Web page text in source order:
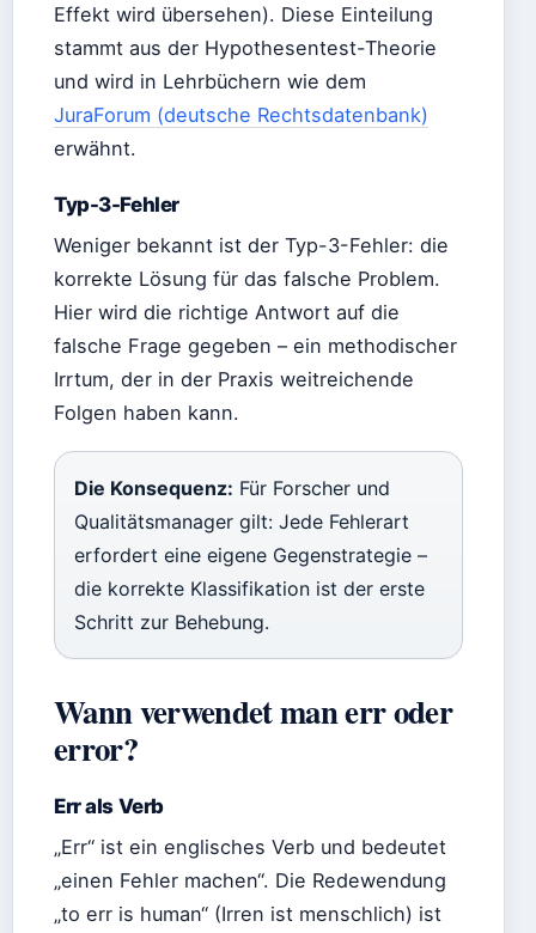
Effekt wird übersehen). Diese Einteilung
stammt aus der Hypothesentest-Theorie
und wird in Lehrbüchern wie dem
JuraForum (deutsche Rechtsdatenbank)
erwähnt.
Typ-3-Fehler
Weniger bekannt ist der Typ-3-Fehler: die
korrekte Lösung für das falsche Problem.
Hier wird die richtige Antwort auf die
falsche Frage gegeben – ein methodischer
Irrtum, der in der Praxis weitreichende
Folgen haben kann.
Die Konsequenz: Für Forscher und
Qualitätsmanager gilt: Jede Fehlerart
erfordert eine eigene Gegenstrategie –
die korrekte Klassifikation ist der erste
Schritt zur Behebung.
Wann verwendet man err oder
error?
Err als Verb
„Err“ ist ein englisches Verb und bedeutet
„einen Fehler machen“. Die Redewendung
„to err is human“ (Irren ist menschlich) ist